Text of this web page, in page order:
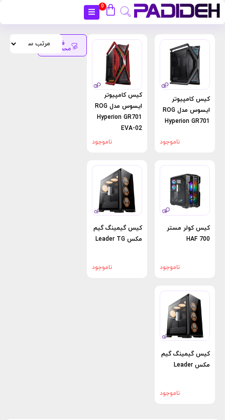
0
فیلتر
محصولات
کیس کامپیوتر
ایسوس مدل ROG
Hyperion GR701
ناموجود
کیس کامپیوتر
ایسوس مدل ROG
Hyperion GR701
EVA-02
ناموجود
کیس کولر مستر
HAF 700
ناموجود
کیس گیمینگ گیم
مکس Leader TG
ناموجود
کیس گیمینگ گیم
مکس Leader
ناموجود